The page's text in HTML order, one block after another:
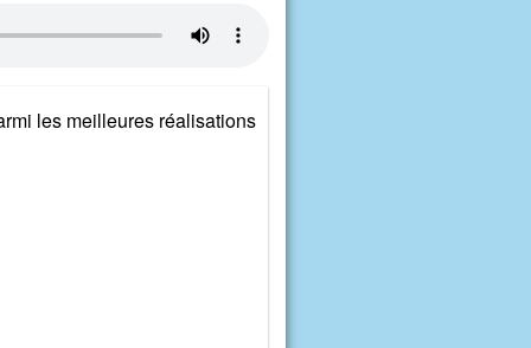
les meilleures réalisations